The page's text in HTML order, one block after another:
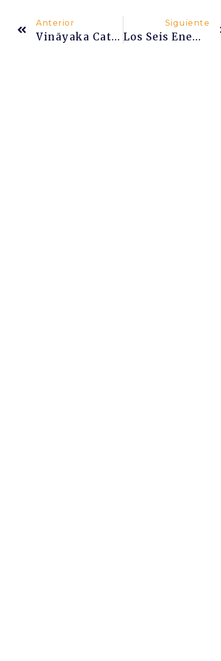
Anterior
Vināyaka Caturthī 2014 Y Las Piernas Cruzadas De Gaṇeśa
Siguiente
Los Seis Enemigos De La Evolución Espiritual